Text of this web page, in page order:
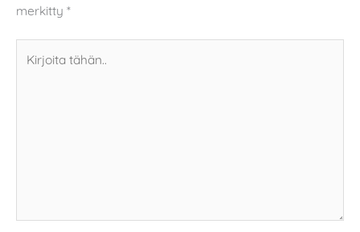
merkitty *
tähän..